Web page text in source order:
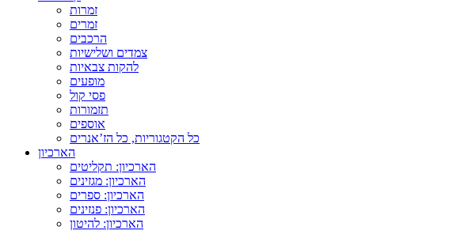
זמרות
זמרים
הרכבים
צמדים ושלישיות
להקות צבאיות
מופעים
פסי קול
תזמורות
אוספים
כל הקטגוריות, כל הז’אנרים
הארכיון
הארכיון: תקליטים
הארכיון: מגזינים
הארכיון: ספרים
הארכיון: פנזינים
הארכיון: להיטון